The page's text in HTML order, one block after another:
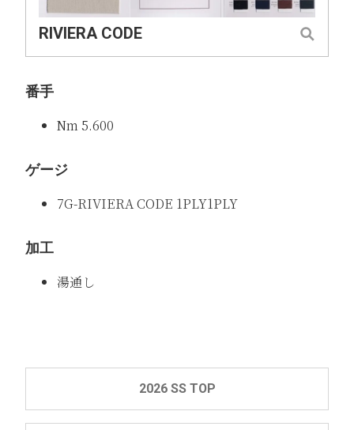
RIVIERA CODE
番手
Nm 5.600
ゲージ
7G-RIVIERA CODE 1PLY1PLY
加工
湯通し
2026 SS TOP